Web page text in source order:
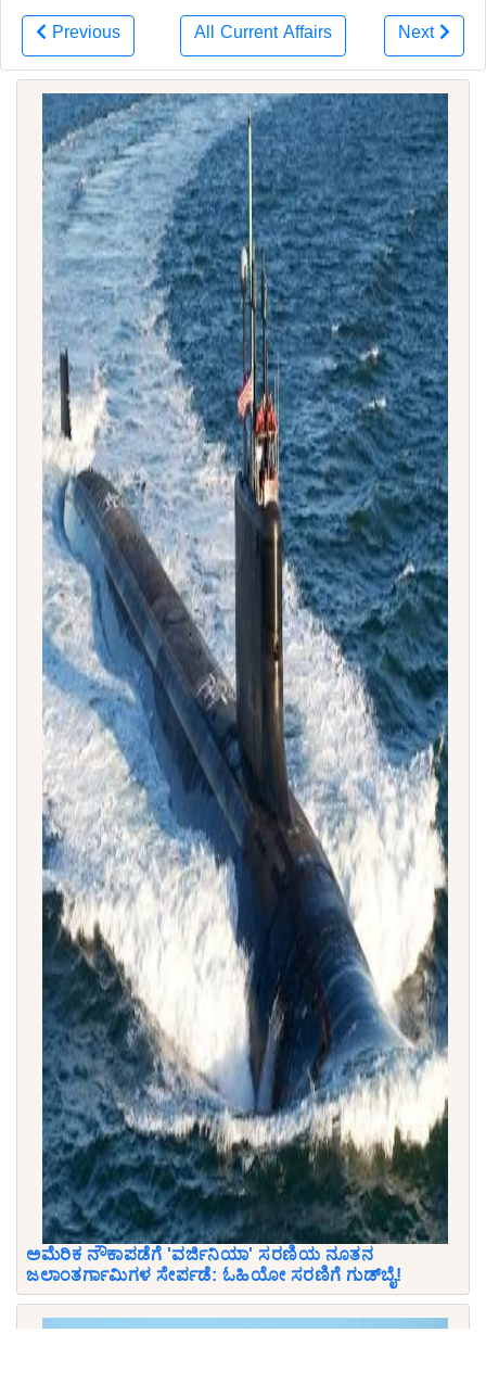
Previous All Current Affairs Next
ಅಮೆರಿಕ ನೌಕಾಪಡೆಗೆ 'ವರ್ಜಿನಿಯಾ' ಸರಣಿಯ ನೂತನ
ಜಲಾಂತರ್ಗಾಮಿಗಳ ಸೇರ್ಪಡೆ: ಓಹಿಯೋ ಸರಣಿಗೆ ಗುಡ್‌ಬೈ!